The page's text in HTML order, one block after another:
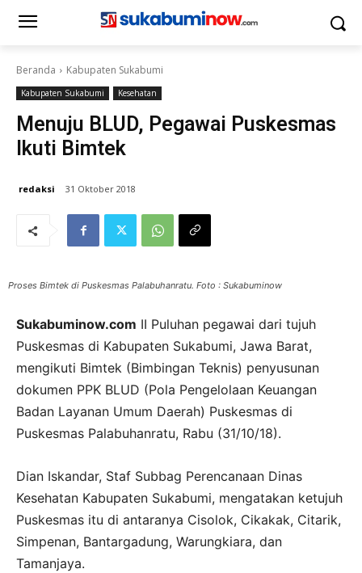
Beranda Kabupaten Sukabumi
Kabupaten Sukabumi Kesehatan
Menuju BLUD, Pegawai Puskesmas
Ikuti Bimtek
redaksi 31 Oktober 2018
Proses Bimtek di Puskesmas Palabuhanratu. Foto : Sukabuminow
Sukabuminow.com II Puluhan pegawai dari tujuh
Puskesmas di Kabupaten Sukabumi, Jawa Barat,
mengikuti Bimtek (Bimbingan Teknis) penyusunan
dokumen PPK BLUD (Pola Pengelolaan Keuangan
Badan Layanan Umum Daerah) Puskesmas di
Puskesmas Palabuhanratu, Rabu (31/10/18).
Dian Iskandar, Staf Subbag Perencanaan Dinas
Kesehatan Kabupaten Sukabumi, mengatakan ketujuh
Puskesmas itu di antaranya Cisolok, Cikakak, Citarik,
Simpenan, Bantargadung, Warungkiara, dan
Tamanjaya.